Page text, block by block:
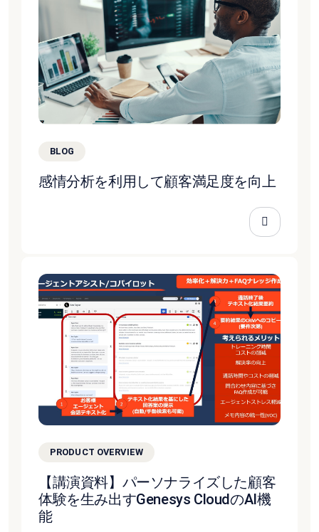
BLOG
感情分析を利用して顧客満足度を向上
PRODUCT OVERVIEW
【講演資料】パーソナライズした顧客
体験を生み出すGenesys CloudのAI機
能